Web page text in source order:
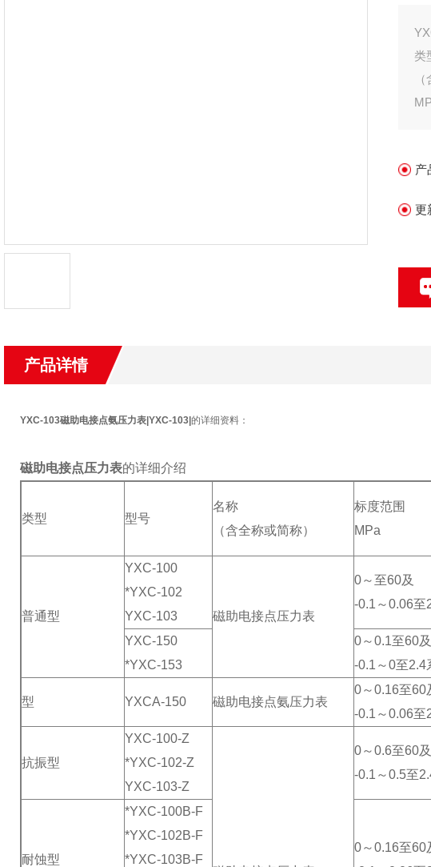
类
接
产
更
产品详情
YXC-103磁助电接点氨压力表|YXC-103| 的详细资料：
磁助电接点压力表的详细介绍
类型 型号
名称
（含全称或简称）
标度范围
MPa
普通型
YXC-100
*YXC-102
YXC-103
磁助电接点压力表
0～至60及
-0.1～0.06至
YXC-150
*YXC-153
0～0.1至60及
-0.1～0至2.4
型 YXCA-150 磁助电接点氨压力表
0～0.16至60
-0.1～0.06至
抗振型
YXC-100-Z
*YXC-102-Z
YXC-103-Z
0～0.6至60及
-0.1～0.5至
耐蚀型
*YXC-100B-F
*YXC-102B-F
*YXC-103B-F
0～0.16至60